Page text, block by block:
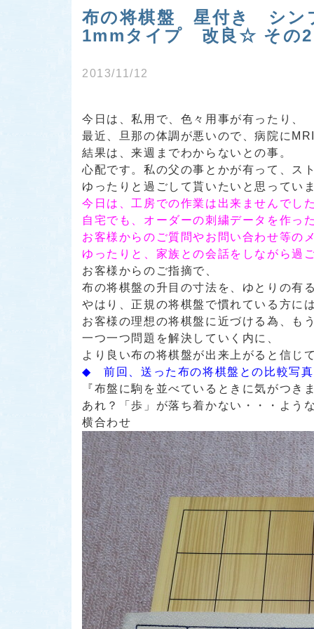
布の将棋盤 星付き シ
1mmタイプ 改良☆ その2
2013/11/12
今日は、私用で、色々用事が有ったり、
最近、旦那の体調が悪いので、病院に
結果は、来週までわからないとの事。
心配です。私の父の事とかが有って、ス
ゆったりと過ごして貰いたいと思ってい
今日は、工房での作業は出来ませんでし
自宅でも、オーダーの刺繍データを作っ
お客様からのご質問やお問い合わせ等の
ゆったりと、家族との会話をしながら過
お客様からのご指摘で、
布の将棋盤の升目の寸法を、ゆとりの有
やはり、正規の将棋盤で慣れている方に
お客様の理想の将棋盤に近づける為、も
一つ一つ問題を解決していく内に、
より良い布の将棋盤が出来上がると信じ
◆ 前回、送った布の将棋盤との比較
『布盤に駒を並べているときに気がつき
あれ？「歩」が落ち着かない・・・よう
横合わせ